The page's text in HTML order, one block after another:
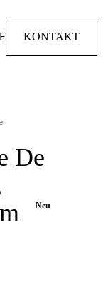
KONTAKT
De
Neu